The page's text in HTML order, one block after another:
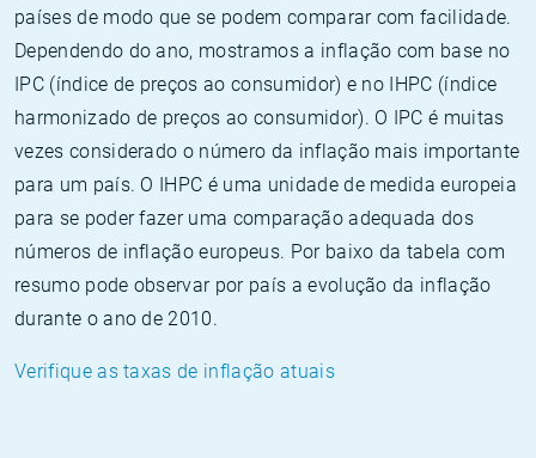
países de modo que se podem comparar com facilidade.
Dependendo do ano, mostramos a inflação com base no
IPC (índice de preços ao consumidor) e no IHPC (índice
harmonizado de preços ao consumidor). O IPC é muitas
vezes considerado o número da inflação mais importante
para um país. O IHPC é uma unidade de medida europeia
para se poder fazer uma comparação adequada dos
números de inflação europeus. Por baixo da tabela com
resumo pode observar por país a evolução da inflação
durante o ano de 2010.
Verifique as taxas de inflação atuais